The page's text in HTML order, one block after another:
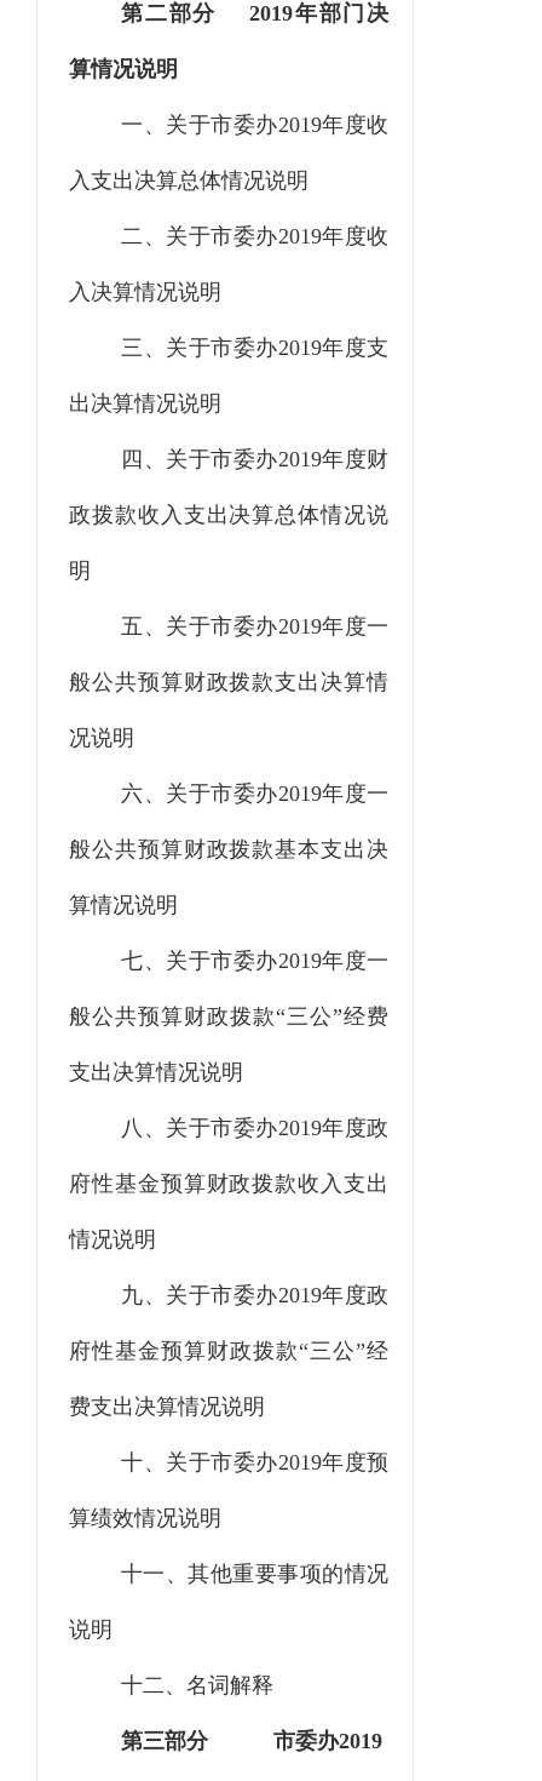
第二部分 2019年部门决
算情况说明
一、关于市委办2019年度收
入支出决算总体情况说明
二、关于市委办2019年度收
入决算情况说明
三、关于市委办2019年度支
出决算情况说明
四、关于市委办2019年度财
政拨款收入支出决算总体情况说
明
五、关于市委办2019年度一
般公共预算财政拨款支出决算情
况说明
六、关于市委办2019年度一
般公共预算财政拨款基本支出决
算情况说明
七、关于市委办2019年度一
般公共预算财政拨款“三公”经费
支出决算情况说明
八、关于市委办2019年度政
府性基金预算财政拨款收入支出
情况说明
九、关于市委办2019年度政
府性基金预算财政拨款“三公”经
费支出决算情况说明
十、关于市委办2019年度预
算绩效情况说明
十一、其他重要事项的情况
说明
十二、名词解释
第三部分市委办2019